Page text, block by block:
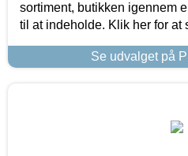
sortiment, butikken igennem
til at indeholde. Klik her for at
Se udvalget på